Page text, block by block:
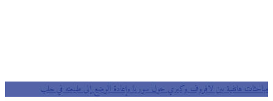
مباحثات هاتفية بين لافروف وكيري حول سوريا وإعادة الوضع إلى طبيعته في حلب